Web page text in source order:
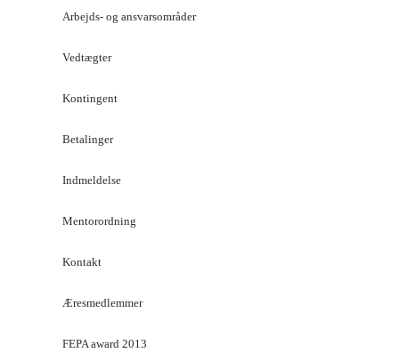
Arbejds- og ansvarsområder
Vedtægter
Kontingent
Betalinger
Indmeldelse
Mentorordning
Kontakt
Æresmedlemmer
FEPA award 2013